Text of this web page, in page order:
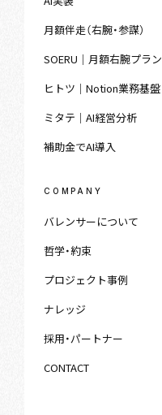
月額伴走（右腕・参謀）
SOERU｜月額右腕プラン
ヒトツ｜Notion業務基盤
ミタテ｜AI経営分析
補助金でAI導入
COMPANY
バレンサーについて
哲学・約束
プロジェクト事例
ナレッジ
採用・パートナー
CONTACT